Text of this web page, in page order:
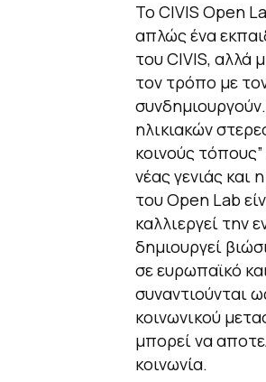
Το CIVIS Open
απλώς ένα
του CIVIS, αλλά
τον τρόπο με
ηλικιακών
κοινούς
νέας γενιάς
του Open Lab
καλλιεργεί την
δημιουργεί
σε ευρωπαϊκό
συναντιούνται
κοινωνικού
μπορεί να
κοινωνία.